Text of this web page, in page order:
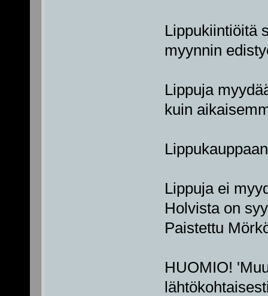
Lippukiintiöitä
myynnin
Lippuja
kuin
Lippuja ei
Holvista on
Paistettu
HUOMIO!